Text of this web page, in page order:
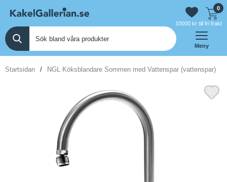
0
10000 kr till fri frakt
Meny
Startsidan NGL Köksblandare Sommen med Vattenspar (vattenspar)